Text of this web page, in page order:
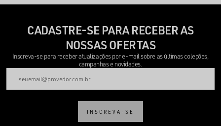
CADASTRE-SE PARA RECEBER AS
NOSSAS OFERTAS
Inscreva-se para receber atualizações por e-mail sobre as últimas coleções,
campanhas e novidades.
INSCREVA-SE